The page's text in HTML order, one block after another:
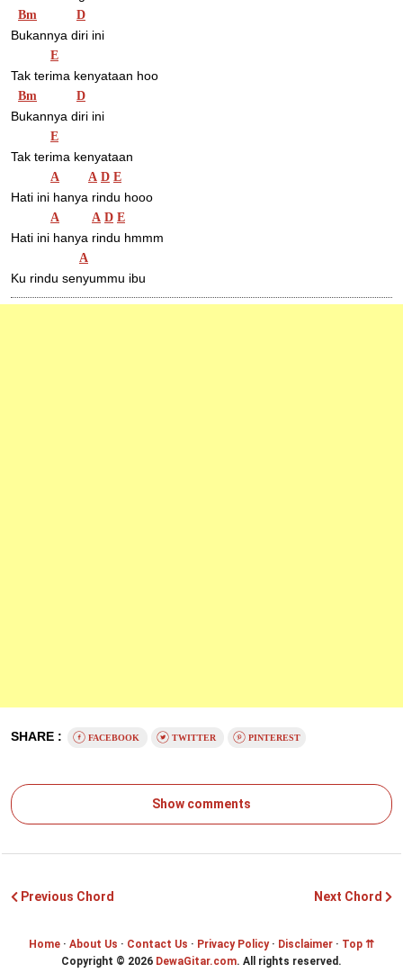
Bm D
Bukannya diri ini
E
Tak terima kenyataan hoo
Bm D
Bukannya diri ini
E
Tak terima kenyataan
A A D E
Hati ini hanya rindu hooo
A A D E
Hati ini hanya rindu hmmm
A
Ku rindu senyummu ibu
SHARE : FACEBOOK TWITTER PINTEREST
Show comments
Previous Chord Next Chord
Home · About Us · Contact Us · Privacy Policy· Disclaimer · Top ⇈
Copyright © 2026 DewaGitar.com. All rights reserved.